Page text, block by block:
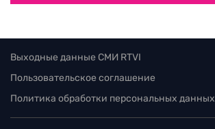
Выходные данные СМИ RTVI
Пользовательское соглашение
Политика обработки персональных данных